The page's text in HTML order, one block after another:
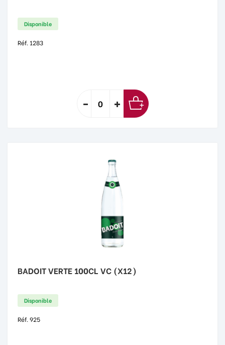
Disponible
Réf. 1283
BADOIT VERTE 100CL VC (X12)
Disponible
Réf. 925